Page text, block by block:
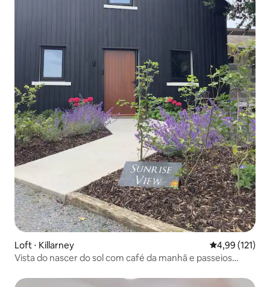
Loft ⋅ Killarney 4,99 de uma
4,99 (121)
Vista do nascer do sol com café da manhã e passeios